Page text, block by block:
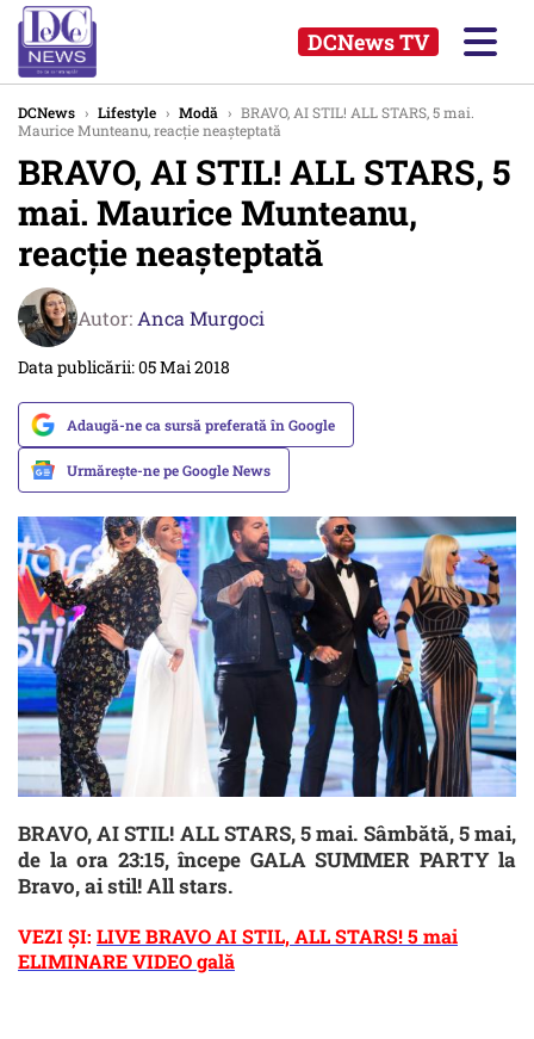
DCNews TV
DCNews › Lifestyle › Modă › BRAVO, AI STIL! ALL STARS, 5 mai.
Maurice Munteanu, reacție neașteptată
BRAVO, AI STIL! ALL STARS, 5
mai. Maurice Munteanu,
reacție neașteptată
Autor: Anca Murgoci
Data publicării: 05 Mai 2018
Adaugă-ne ca sursă preferată în Google
Urmărește-ne pe Google News
BRAVO, AI STIL! ALL STARS, 5 mai. Sâmbătă, 5 mai,
de la ora 23:15, începe GALA SUMMER PARTY la
Bravo, ai stil! All stars.
VEZI ȘI: LIVE BRAVO AI STIL, ALL STARS! 5 mai
ELIMINARE VIDEO gală